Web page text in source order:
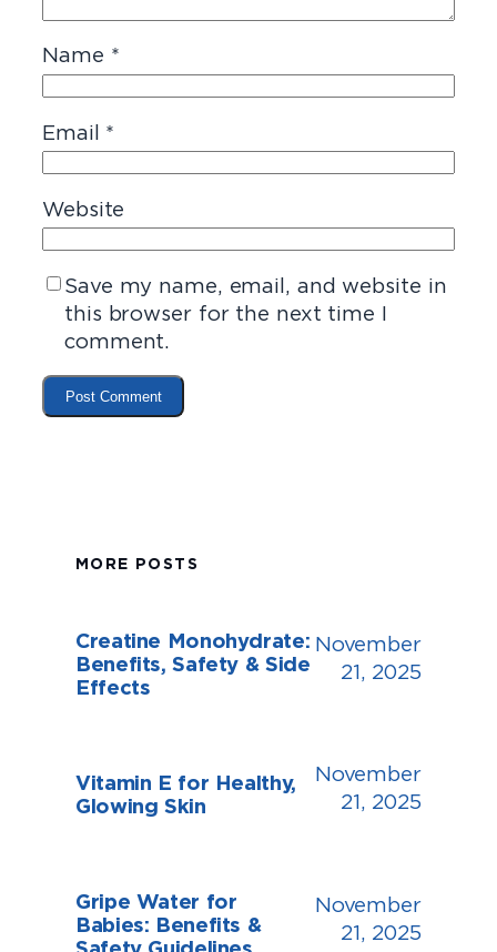
Name *
Email *
Website
Save my name, email, and website in
this browser for the next time I
comment.
MORE POSTS
Creatine Monohydrate:
Benefits, Safety & Side
Effects
November
21, 2025
Vitamin E for Healthy,
Glowing Skin
November
21, 2025
Gripe Water for
Babies: Benefits &
November
21, 2025